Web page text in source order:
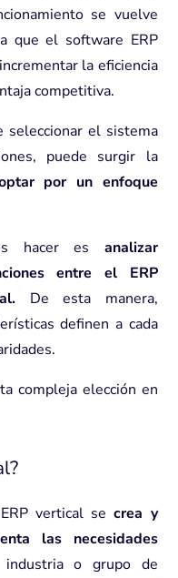
se vuelve
que el software ERP
la eficiencia
competitiva.
seleccionar el sistema
puede surgir la
por un enfoque
hacer es analizar
entre el ERP
De esta manera,
definen a cada
compleja elección en
vertical se crea y
las necesidades
o grupo de